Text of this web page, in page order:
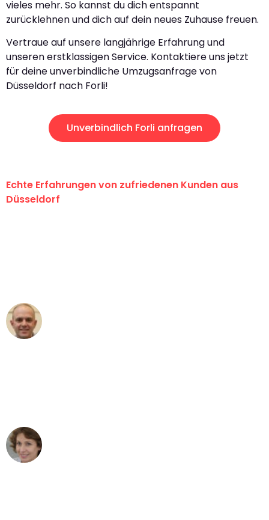
vieles mehr. So kannst du dich entspannt
zurücklehnen und dich auf dein neues Zuhause freuen.
Vertraue auf unsere langjährige Erfahrung und
unseren erstklassigen Service. Kontaktiere uns jetzt
für deine unverbindliche Umzugsanfrage von
Düsseldorf nach Forli!
Unverbindlich Forli anfragen
Echte Erfahrungen von zufriedenen Kunden aus
Düsseldorf